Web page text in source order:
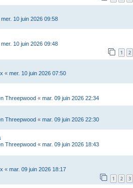
mer. 10 juin 2026 09:58
mer. 10 juin 2026 09:48
1 2
« mer. 10 juin 2026 07:50
Threepwood « mar. 09 juin 2026 22:34
Threepwood « mar. 09 juin 2026 22:30
Threepwood « mar. 09 juin 2026 18:43
« mar. 09 juin 2026 18:17
1 2 3